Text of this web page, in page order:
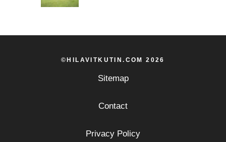
©HILAVITKUTIN.COM 2026
Sitemap
Contact
Privacy Policy